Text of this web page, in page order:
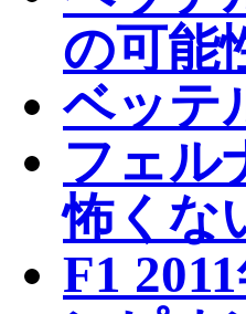
の可能
ベッテ
フェル
怖くな
F1